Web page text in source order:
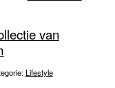
van
Lifestyle